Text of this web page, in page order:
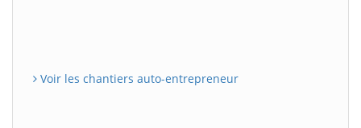
Voir les chantiers auto-entrepreneur